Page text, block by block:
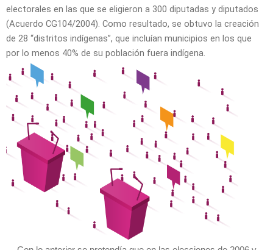
electorales en las que se eligieron a 300 diputadas y diputados
(Acuerdo CG104/2004). Como resultado, se obtuvo la creación
de 28 “distritos indígenas”, que incluían municipios en los que
por lo menos 40% de su población fuera indígena.